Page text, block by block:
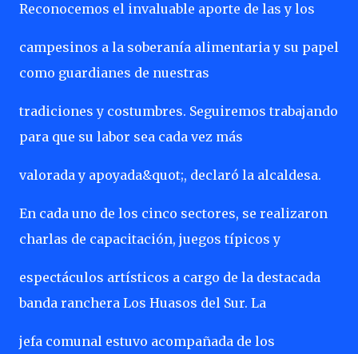
Reconocemos el invaluable aporte de las y los
campesinos a la soberanía alimentaria y su papel
como guardianes de nuestras
tradiciones y costumbres. Seguiremos trabajando
para que su labor sea cada vez más
valorada y apoyada&quot;, declaró la alcaldesa.
En cada uno de los cinco sectores, se realizaron
charlas de capacitación, juegos típicos y
espectáculos artísticos a cargo de la destacada
banda ranchera Los Huasos del Sur. La
jefa comunal estuvo acompañada de los